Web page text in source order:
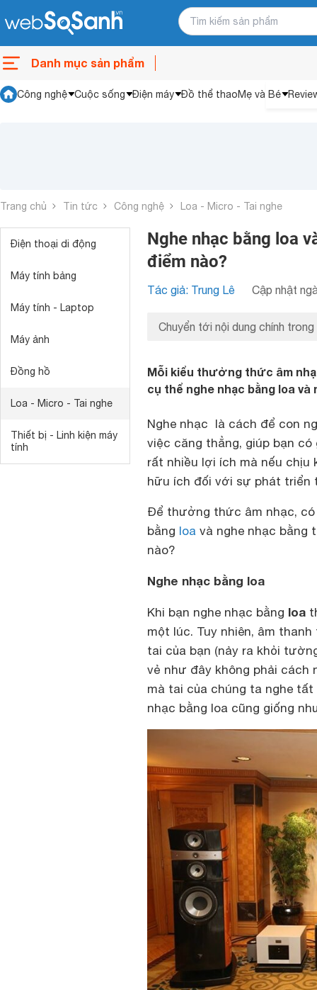
Danh mục sản phẩm
Công nghệ Cuộc sống Điện máy Đồ thể thaoMẹ và Bé
Trang chủ Tin tức Công nghệ Loa - Micro - Tai nghe
Điện thoại di động
Máy tính bảng
Máy tính - Laptop
Máy ảnh
Đồng hồ
Loa - Micro - Tai nghe
Thiết bị - Linh kiện máy
tính
Nghe nhạc bằng loa
điểm nào?
Tác giả: Trung Lê Cập nhật
Chuyển tới nội dung chính trong
Mỗi kiểu thưởng thức âm
cụ thể nghe nhạc bằng loa
Nghe nhạc là cách để con
việc căng thẳng, giúp bạn
rất nhiều lợi ích mà nếu chịu
hữu ích đối với sự phát triển
Để thưởng thức âm nhạc, có
bằng loa và nghe nhạc bằng
nào?
Nghe nhạc bằng loa
Khi bạn nghe nhạc bằng loa
một lúc. Tuy nhiên, âm
tai của bạn (nảy ra khỏi
vẻ như đây không phải
mà tai của chúng ta nghe
nhạc bằng loa cũng giống